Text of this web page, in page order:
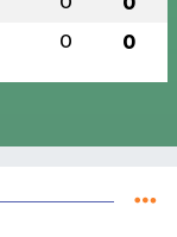
0 0